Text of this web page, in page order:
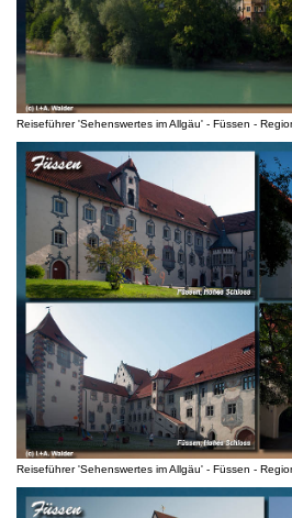
Reiseführer 'Sehenswertes im Allgäu' - Füssen -
Reiseführer 'Sehenswertes im Allgäu' - Füssen -